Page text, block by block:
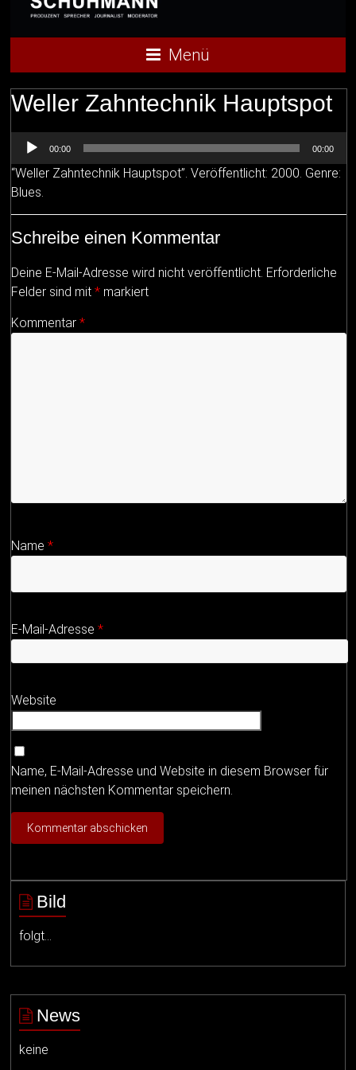
Menü
Weller Zahntechnik Hauptspot
Audio-
Player
00:00 00:00
“Weller Zahntechnik Hauptspot”. Veröffentlicht: 2000. Genre:
Blues.
Schreibe einen Kommentar
Deine E-Mail-Adresse wird nicht veröffentlicht. Erforderliche
Felder sind mit* markiert
Kommentar*
Name*
E-Mail-Adresse*
Website
Name, E-Mail-Adresse und Website in diesem Browser für
meinen nächsten Kommentar speichern.
Bild
folgt…
News
keine